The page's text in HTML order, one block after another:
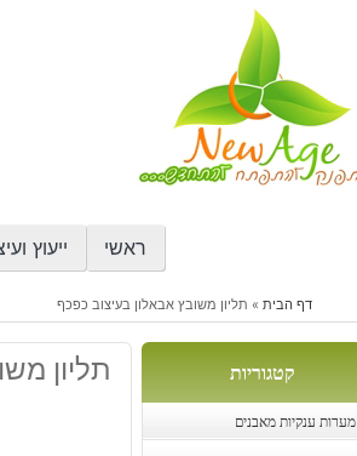
ראשי ייעוץ
דף הבית » תליון משובץ אבאלון בעיצוב כפכף
קטגוריות
מערות ענקיות מאבנים
תליון